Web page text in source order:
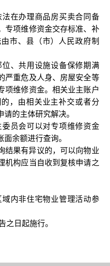
在办理商品房买卖合同备
专项维修资金交存标准、补
市、县（市）人民政府制
、共用设施设备保修期满
严重危及人身、房屋安全等
项维修资金。相关业主账户
，由相关业主补交或者分
的主体研究解决。
员会可以对专项维修资金
余额进行查询。
结果有异议的，可以向物业
机构应当自收到复核申请之
内非住宅物业管理活动参
之日起施行。